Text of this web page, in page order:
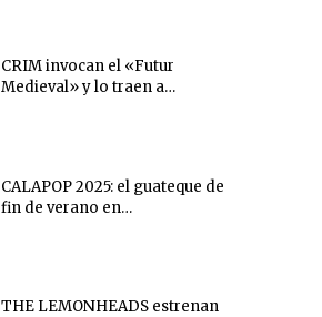
CRIM invocan el «Futur
Medieval» y lo traen a…
CALAPOP 2025: el guateque de
fin de verano en…
THE LEMONHEADS estrenan